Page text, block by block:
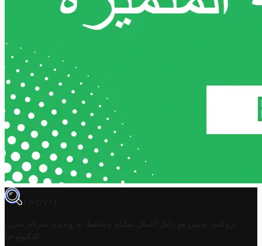
TROVIT
تروفيت تونس هو دليل أعمال تملكه وتحتفظ به وتديره
شركة مخزن
التكنولوجيا